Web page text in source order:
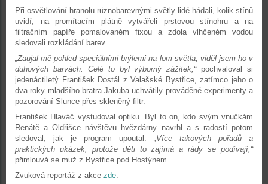
Při osvětlování hranolu různobarevnými světly lidé hádali, kolik stínů
uvidí, na promítacím plátně vytvářeli prstovou stínohru a na
filtračním papíře pomalovaném fixou a zdola vlhčeném vodou
sledovali rozkládání barev.
„Zaujal mě pohled speciálními brýlemi na lom světla, viděl jsem ho v
duhových barvách. Celé to byl výborný zážitek,“ pochvaloval si
jedenáctiletý František Dostál z Valašské Bystřice, zatímco jeho o
dva roky mladšího bratra Jakuba uchvátily prováděné experimenty a
pozorování Slunce přes skleněný filtr.
František Hlaváč vystudoval optiku. Byl to on, kdo svým vnučkám
Renátě a Oldřišce návštěvu hvězdárny navrhl a s radostí potom
sledoval, jak je program upoutal. „Více takových pořadů a
praktických ukázek, protože děti to zajímá a rády se podívají,“
přimlouvá se muž z Bystřice pod Hostýnem.
Zvuková reportáž z akce zde.